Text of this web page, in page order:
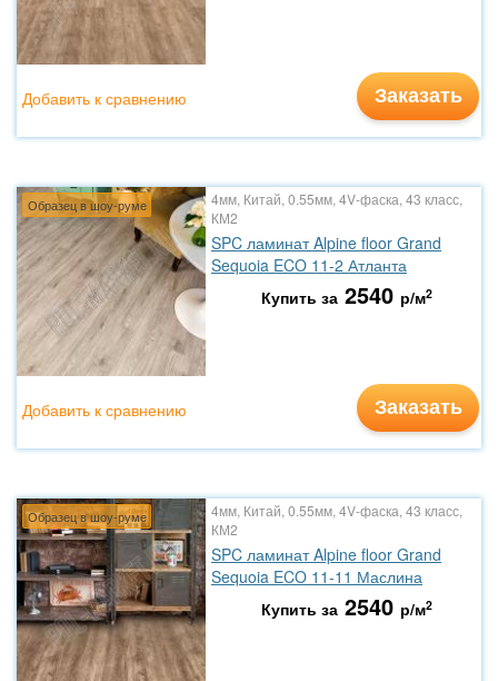
Заказать
Добавить к сравнению
Образец в шоу-руме
4мм, Китай, 0.55мм, 4V-фаска, 43 класс,
КМ2
SPC ламинат Alpine floor Grand
Sequoia ECO 11-2 Атланта
Купить за 2540 р/м2
Заказать
Добавить к сравнению
Образец в шоу-руме
4мм, Китай, 0.55мм, 4V-фаска, 43 класс,
КМ2
SPC ламинат Alpine floor Grand
Sequoia ECO 11-11 Маслина
Купить за 2540 р/м2